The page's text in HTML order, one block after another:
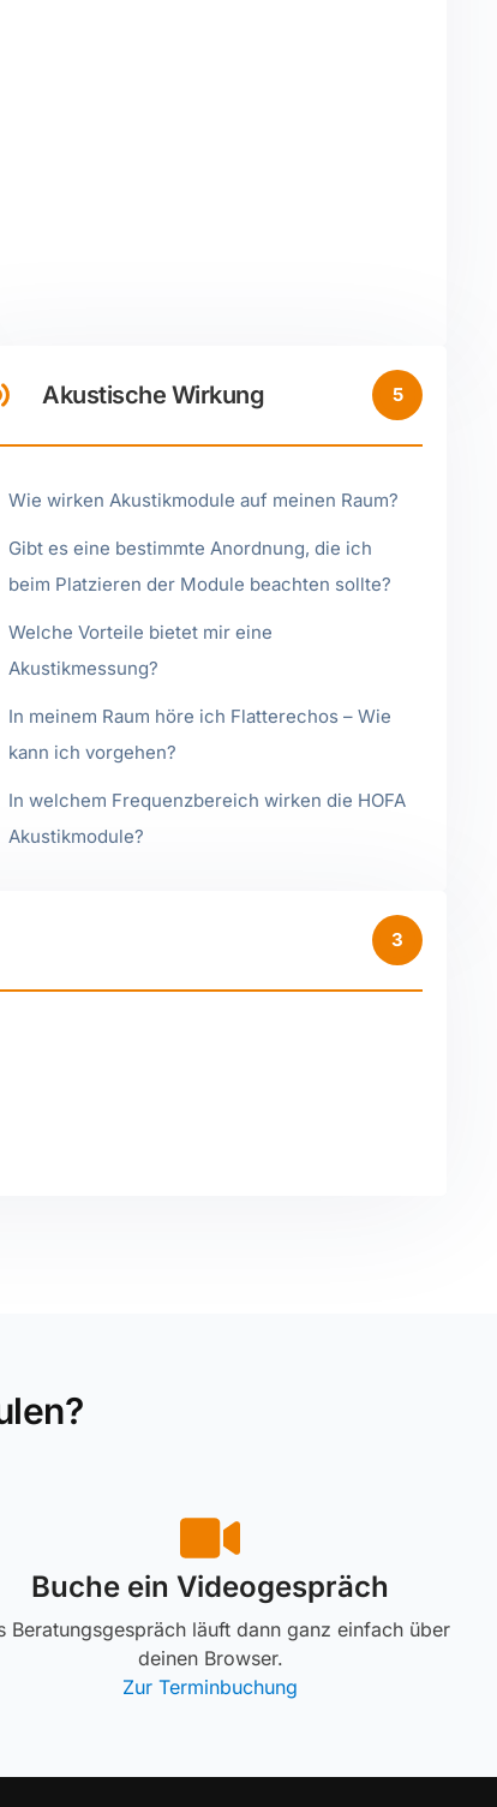
Akustische Wirkung 5
Wie wirken Akustikmodule auf meinen Raum?
Gibt es eine bestimmte Anordnung, die ich
beim Platzieren der Module beachten sollte?
Welche Vorteile bietet mir eine
Akustikmessung?
In meinem Raum höre ich Flatterechos – Wie
kann ich vorgehen?
In welchem Frequenzbereich wirken die HOFA
Akustikmodule?
3
Buche ein Videogespräch
Beratungsgespräch läuft dann ganz einfach über
deinen Browser.
Zur Terminbuchung